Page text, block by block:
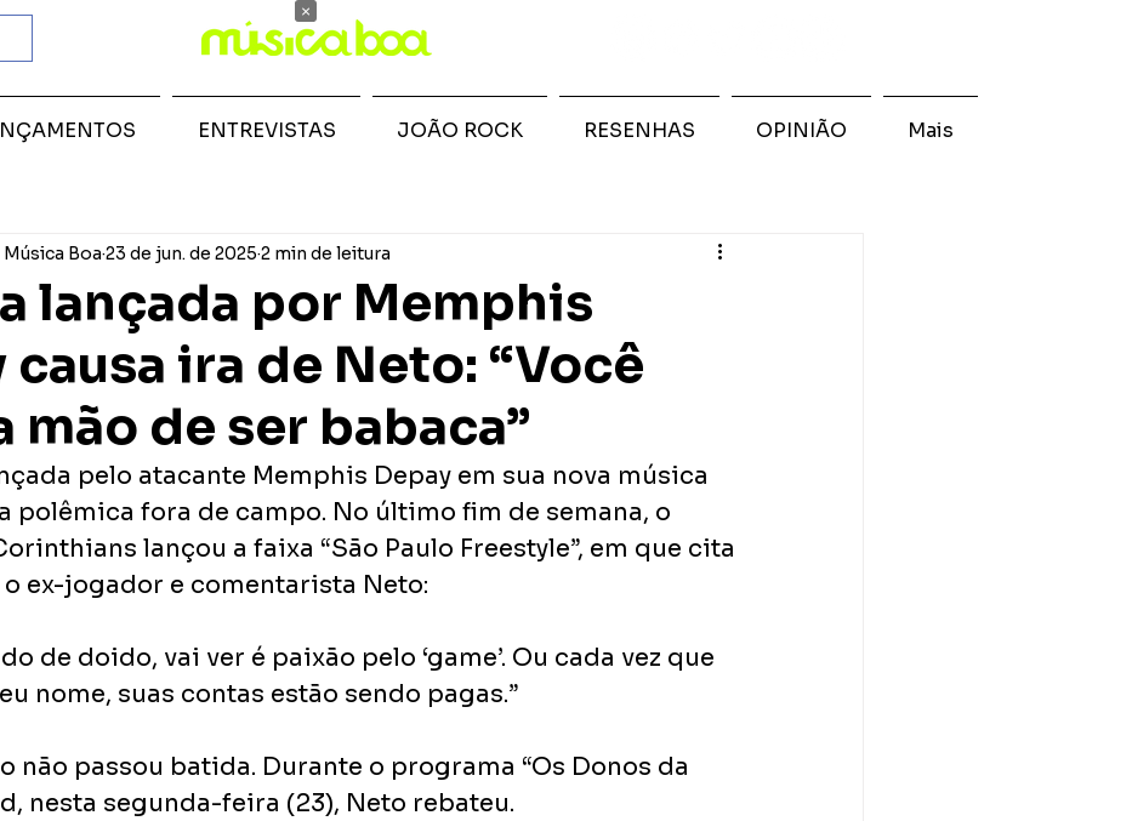
lançada por Memphis
causa ira de Neto: “Você
mão de ser babaca”
Boa 23 de jun. de 2025 2 min de leitura
pelo atacante Memphis Depay em sua nova música
polêmica fora de campo. No último fim de semana, o
lançou a faixa “São Paulo Freestyle”, em que cita
ex-jogador e comentarista Neto:
de doido, vai ver é paixão pelo ‘game’. Ou cada vez que
nome, suas contas estão sendo pagas.”
não passou batida. Durante o programa “Os Donos da
nesta segunda-feira (23), Neto rebateu.
ENTREVISTAS JOÃO ROCK RESENHAS OPINIÃO Mais
×